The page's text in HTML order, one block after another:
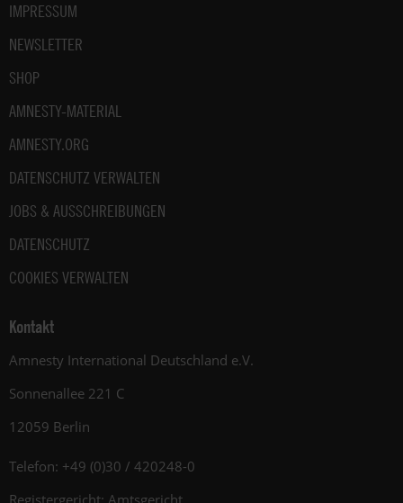
IMPRESSUM
NEWSLETTER
SHOP
AMNESTY-MATERIAL
AMNESTY.ORG
DATENSCHUTZ VERWALTEN
JOBS & AUSSCHREIBUNGEN
DATENSCHUTZ
COOKIES VERWALTEN
Kontakt
Amnesty International Deutschland e.V.
Sonnenallee 221 C
12059 Berlin
Telefon: +49 (0)30 / 420248-0
Registergericht: Amtsgericht